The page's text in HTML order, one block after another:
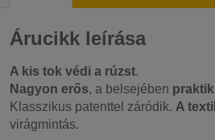
Árucikk leírása
A kis tok védi a rúzst.
Nagyon erős, a belsejében
Klasszikus patenttel záródik. A
virágmintás.